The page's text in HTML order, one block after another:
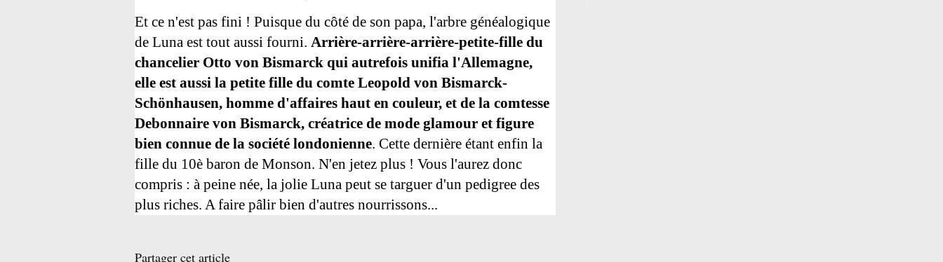
Et ce n'est pas fini ! Puisque du côté de son papa, l'arbre généalogique
de Luna est tout aussi fourni. Arrière-arrière-arrière-petite-fille du
chancelier Otto von Bismarck qui autrefois unifia l'Allemagne,
elle est aussi la petite fille du comte Leopold von Bismarck-
Schönhausen, homme d'affaires haut en couleur, et de la comtesse
Debonnaire von Bismarck, créatrice de mode glamour et figure
bien connue de la société londonienne. Cette dernière étant enfin la
fille du 10è baron de Monson. N'en jetez plus ! Vous l'aurez donc
compris : à peine née, la jolie Luna peut se targuer d'un pedigree des
plus riches. A faire pâlir bien d'autres nourrissons...
Partager cet article